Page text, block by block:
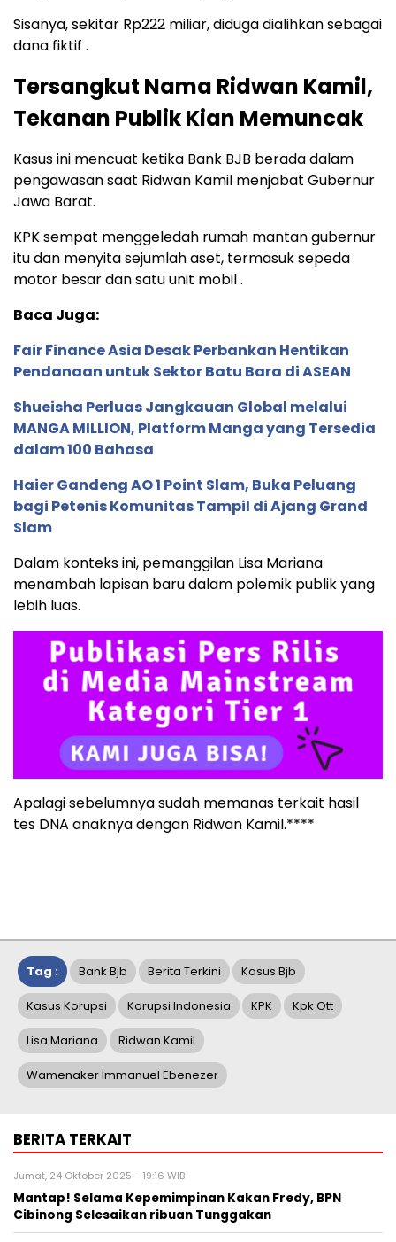
Sisanya, sekitar Rp222 miliar, diduga dialihkan sebagai
dana fiktif .
Tersangkut Nama Ridwan Kamil,
Tekanan Publik Kian Memuncak
Kasus ini mencuat ketika Bank BJB berada dalam
pengawasan saat Ridwan Kamil menjabat Gubernur
Jawa Barat.
KPK sempat menggeledah rumah mantan gubernur
itu dan menyita sejumlah aset, termasuk sepeda
motor besar dan satu unit mobil .
Baca Juga:
Fair Finance Asia Desak Perbankan Hentikan
Pendanaan untuk Sektor Batu Bara di ASEAN
Shueisha Perluas Jangkauan Global melalui
MANGA MILLION, Platform Manga yang Tersedia
dalam 100 Bahasa
Haier Gandeng AO 1 Point Slam, Buka Peluang
bagi Petenis Komunitas Tampil di Ajang Grand
Slam
Dalam konteks ini, pemanggilan Lisa Mariana
menambah lapisan baru dalam polemik publik yang
lebih luas.
Apalagi sebelumnya sudah memanas terkait hasil
tes DNA anaknya dengan Ridwan Kamil.****
Tag : Bank Bjb Berita Terkini Kasus Bjb
Kasus Korupsi Korupsi Indonesia KPK Kpk Ott
Lisa Mariana Ridwan Kamil
Wamenaker Immanuel Ebenezer
BERITA TERKAIT
Jumat, 24 Oktober 2025 - 19:16 WIB
Mantap! Selama Kepemimpinan Kakan Fredy, BPN
Cibinong Selesaikan ribuan Tunggakan